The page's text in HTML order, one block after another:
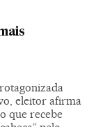
eleitor afirma
que recebe